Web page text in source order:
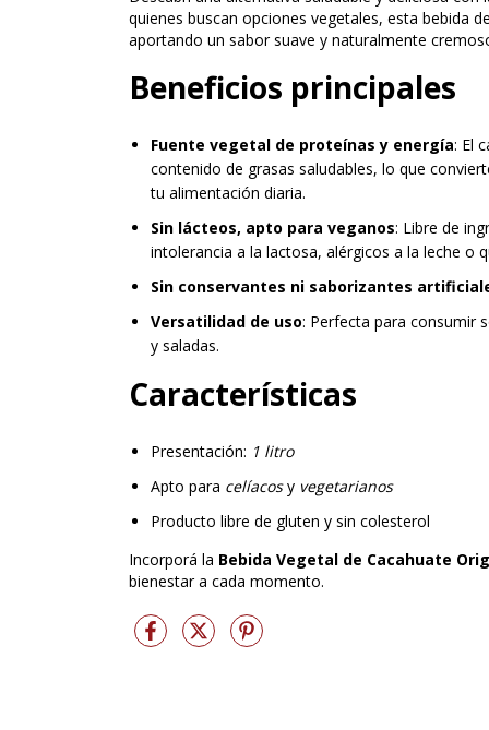
quienes buscan opciones vegetales, esta bebida
aportando un sabor suave y naturalmente
Beneficios principales
Fuente vegetal de proteínas y energía: El
contenido de grasas saludables, lo que
tu alimentación diaria.
Sin lácteos, apto para veganos: Libre de
intolerancia a la lactosa, alérgicos a la leche o
Sin conservantes ni saborizantes
Versatilidad de uso: Perfecta para consumir
y saladas.
Características
Presentación: 1 litro
Apto para celíacosy vegetarianos
Producto libre de gluten y sin colesterol
Incorporá la Bebida Vegetal de Cacahuate
bienestar a cada momento.